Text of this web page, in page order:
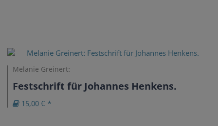
Melanie Greinert:
Festschrift für Johannes Henkens.
15,00 € *